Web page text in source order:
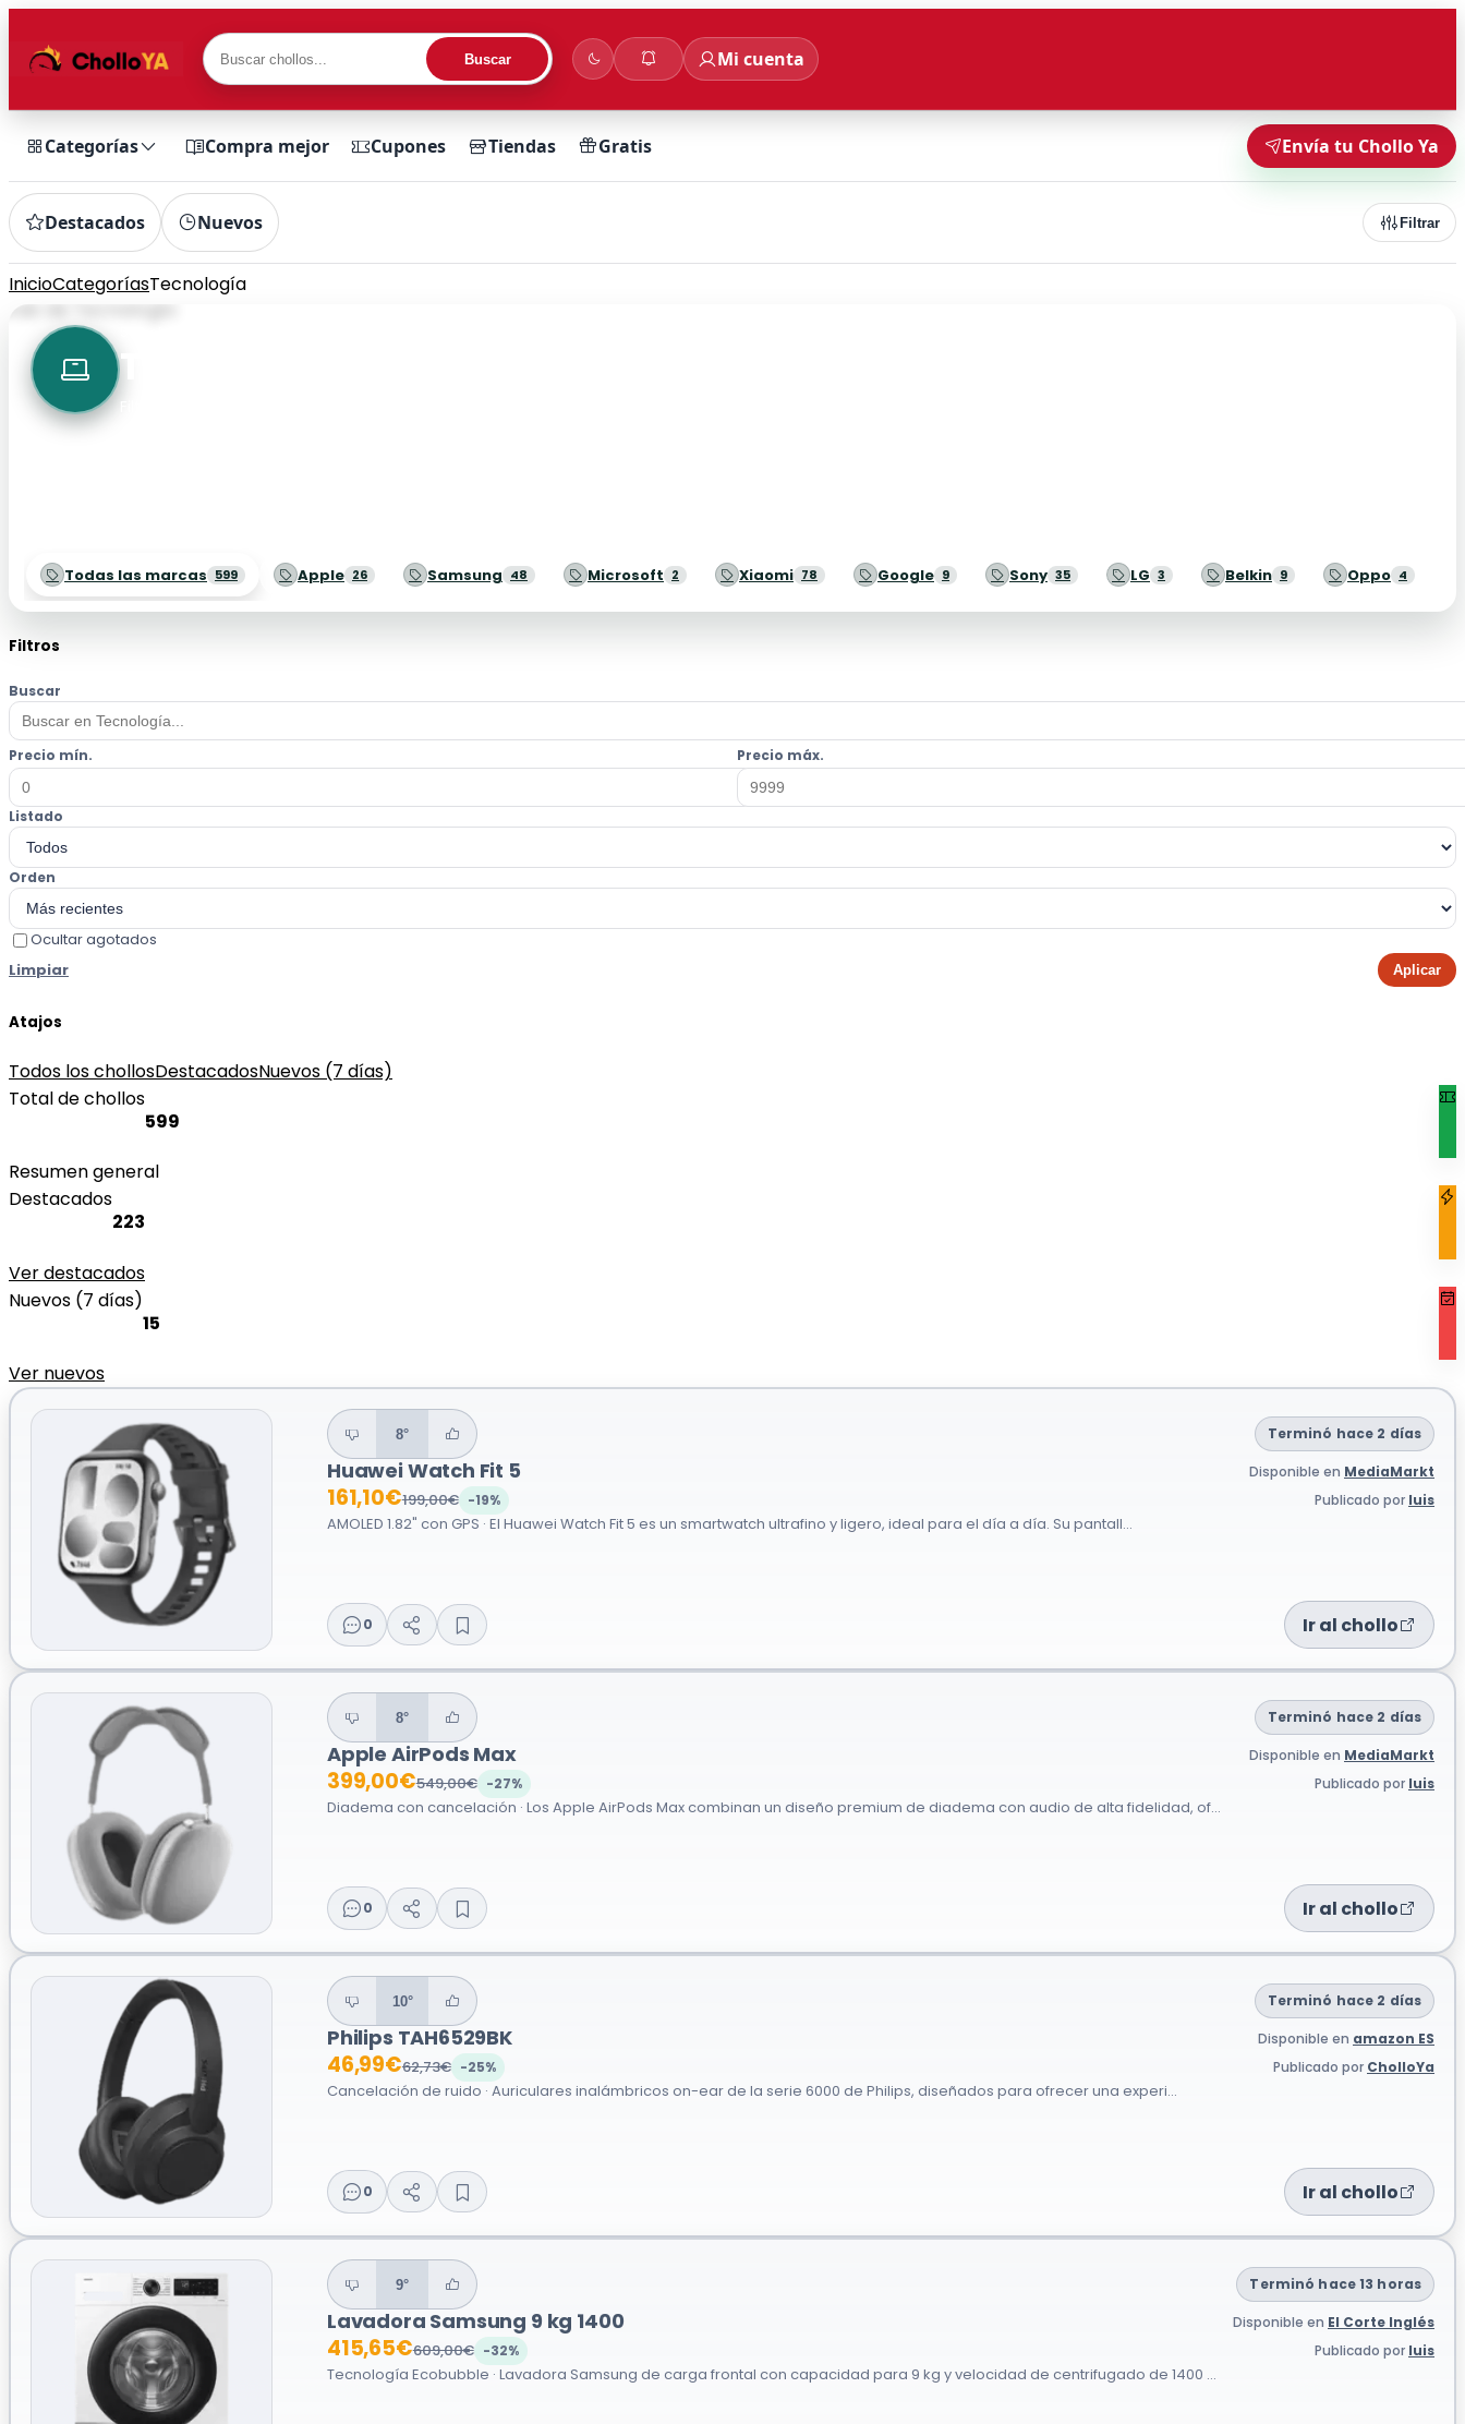
Buscar Mi cuenta
Categorías Compra mejor Cupones Tiendas Gratis Envía tu Chollo Ya
Destacados Nuevos Filtrar
InicioCategoríasTecnología
Tecnología
Todas las marcas 599 Apple 26 Samsung 48 Microsoft 2 Xiaomi 78 Google 9 Sony 35 LG 3 Belkin 9 Oppo 4
Filtros
Buscar
Precio mín. Precio máx.
Listado
Orden
Ocultar agotados
Limpiar
Aplicar
Atajos
Todos los chollosDestacadosNuevos (7 días)
Total de chollos
599
Resumen general
Destacados
223
Ver destacados
Nuevos (7 días)
15
Ver nuevos
8° Terminó hace 2 días
Huawei Watch Fit 5 Disponible en MediaMarkt
161,10€199,00€ -19% Publicado por luis
AMOLED 1.82" con GPS · El Huawei Watch Fit 5 es un smartwatch ultrafino y ligero, ideal para el día a día. Su pantall...
0 Ir al chollo
8° Terminó hace 2 días
Apple AirPods Max Disponible en MediaMarkt
399,00€549,00€ -27% Publicado por luis
Diadema con cancelación · Los Apple AirPods Max combinan un diseño premium de diadema con audio de alta fidelidad, of...
0 Ir al chollo
10° Terminó hace 2 días
Philips TAH6529BK Disponible en amazon ES
46,99€62,73€ -25% Publicado por CholloYa
Cancelación de ruido · Auriculares inalámbricos on-ear de la serie 6000 de Philips, diseñados para ofrecer una experi...
0 Ir al chollo
9° Terminó hace 13 horas
Lavadora Samsung 9 kg 1400 Disponible en El Corte Inglés
415,65€609,00€ -32% Publicado por luis
Tecnología Ecobubble · Lavadora Samsung de carga frontal con capacidad para 9 kg y velocidad de centrifugado de 1400 ...